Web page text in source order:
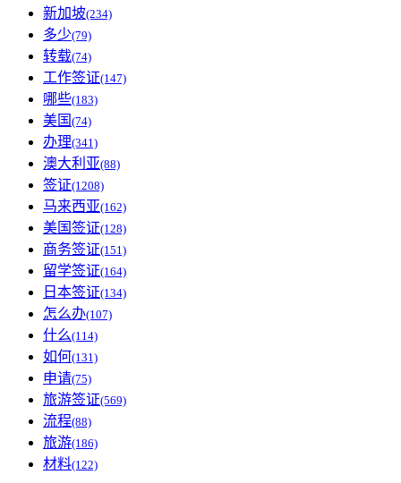
新加坡(234)
多少(79)
转载(74)
工作签证(147)
哪些(183)
美国 (74)
办理(341)
澳大利亚(88)
签证(1208)
马来西亚(162)
美国签证(128)
商务签证(151)
留学签证(164)
日本签证(134)
怎么办(107)
什么(114)
如何(131)
申请(75)
旅游签证(569)
流程(88)
旅游(186)
材料(122)